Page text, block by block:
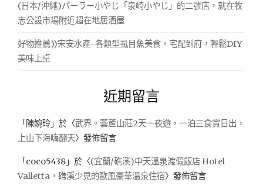
(日本/沖繩)パーラー小やじ「泉崎小やじ」的二號店，就在牧
志公設市場附近超在地居酒屋
好物推薦))宋安水產-各類型虱目魚美食，宅配到府，輕鬆DIY
美味上桌
近期留言
「 陳婉玲 」於〈武界。蕓蘆山莊2天一夜遊，一泊三食賞日出，
上山下海嗨翻天〉發佈留言
「 coco5438 」於〈(宜蘭/礁溪)中天溫泉渡假飯店 Hotel
Valletta，礁溪少見的歐風豪華溫泉住宿〉發佈留言